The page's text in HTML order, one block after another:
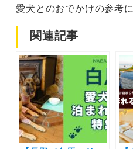
愛犬とのおでかけの参考
関連記事